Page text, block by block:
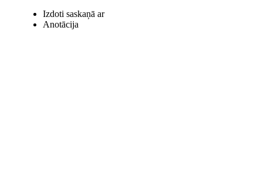
Izdoti saskaņā ar
Anotācija